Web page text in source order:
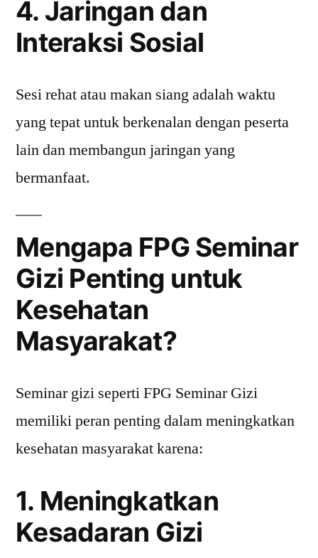
4. Jaringan dan
Interaksi Sosial
Sesi rehat atau makan siang adalah waktu
yang tepat untuk berkenalan dengan peserta
lain dan membangun jaringan yang
bermanfaat.
Mengapa FPG Seminar
Gizi Penting untuk
Kesehatan
Masyarakat?
Seminar gizi seperti FPG Seminar Gizi
memiliki peran penting dalam meningkatkan
kesehatan masyarakat karena:
1. Meningkatkan
Kesadaran Gizi